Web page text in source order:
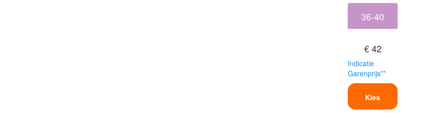
36-40
€ 42
Indicatie
Garenprijs**
Kies